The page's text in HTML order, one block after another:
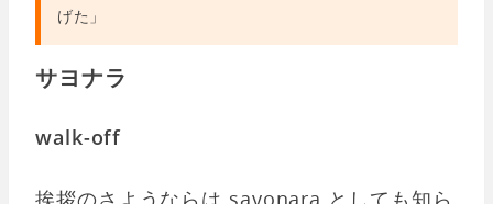
げた」
サヨナラ
walk-off